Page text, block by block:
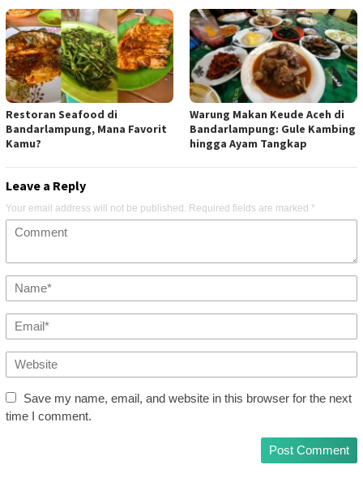
Restoran Seafood di
Bandarlampung, Mana Favorit
Kamu?
Warung Makan Keude Aceh di
Bandarlampung: Gule Kambing
hingga Ayam Tangkap
Leave a Reply
Your email address will not be published. Required fields are marked *
Save my name, email, and website in this browser for the next
time I comment.